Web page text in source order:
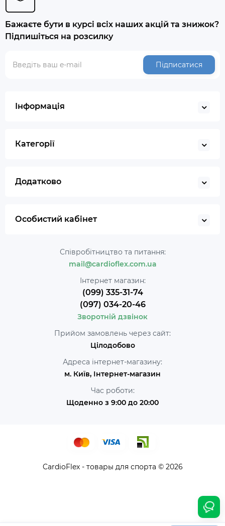
Бажаєте бути в курсі всіх наших акцій та знижок?
Підпишіться на розсилку
Підписатися
Інформація
Категорії
Додатково
Особистий кабінет
Співробітництво та питання:
mail@cardioflex.com.ua
Інтернет магазин:
(099) 335-31-74
(097) 034-20-46
Зворотній дзвінок
Прийом замовлень через сайт:
Цілодобово
Адреса інтернет-магазину:
м. Київ, Інтернет-магазин
Час роботи:
Щоденно з 9:00 до 20:00
CardioFlex - товары для спорта © 2026